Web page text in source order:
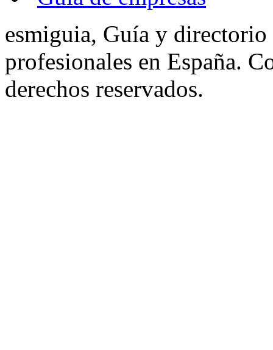
esmiguia, Guía y directorio
profesionales en España.
derechos reservados.